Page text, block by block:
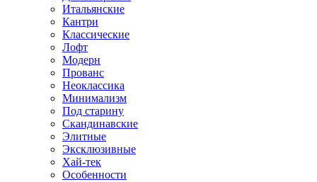
Итальянские
Кантри
Классические
Лофт
Модерн
Прованс
Неоклассика
Минимализм
Под старину
Скандинавские
Элитные
Эксклюзивные
Хай-тек
Особенности